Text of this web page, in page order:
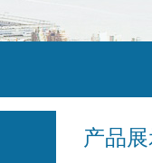
产品